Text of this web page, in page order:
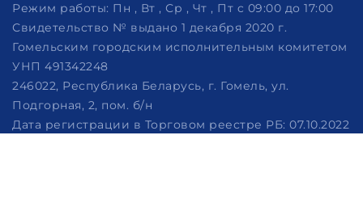
Режим работы: Пн , Вт , Ср , Чт , Пт c 09:00 до 17:00
Свидетельство № выдано 1 декабря 2020 г.
Гомельским городским исполнительным комитетом
УНП 491342248
246022, Республика Беларусь, г. Гомель, ул.
Подгорная, 2, пом. б/н
Дата регистрации в Торговом реестре РБ: 07.10.2022